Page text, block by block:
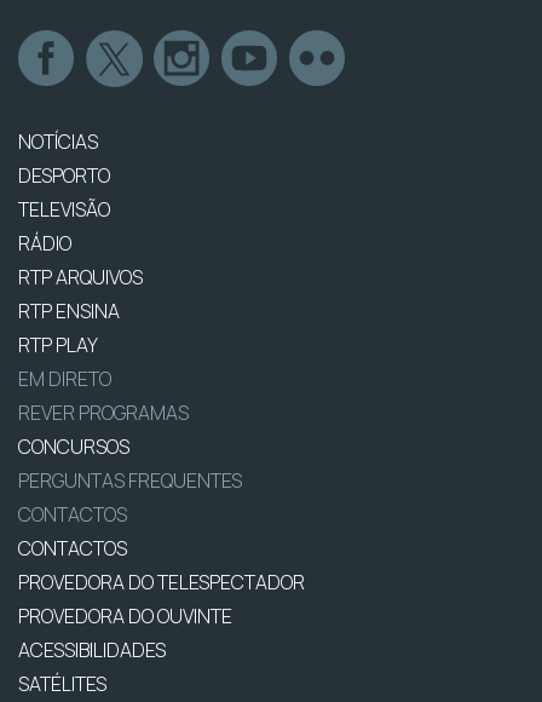
NOTÍCIAS
DESPORTO
TELEVISÃO
RÁDIO
RTP ARQUIVOS
RTP ENSINA
RTP PLAY
EM DIRETO
REVER PROGRAMAS
CONCURSOS
PERGUNTAS FREQUENTES
CONTACTOS
CONTACTOS
PROVEDORA DO TELESPECTADOR
PROVEDORA DO OUVINTE
ACESSIBILIDADES
SATÉLITES